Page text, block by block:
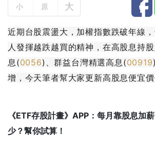
小 原 大
近期台股震盪大，加權指數跌破年線
人發揮越跌越買的精神，在高股息持
息(0056)、群益台灣精選高息(00919
增，今天筆者幫大家更新高股息便宜價
《ETF存股計畫》APP：每月靠股息加
少？幫你試算！